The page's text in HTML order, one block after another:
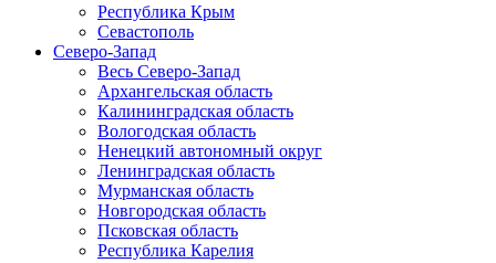
Республика Крым
Севастополь
Северо-Запад
Весь Северо-Запад
Архангельская область
Калининградская область
Вологодская область
Ненецкий автономный округ
Ленинградская область
Мурманская область
Новгородская область
Псковская область
Республика Карелия